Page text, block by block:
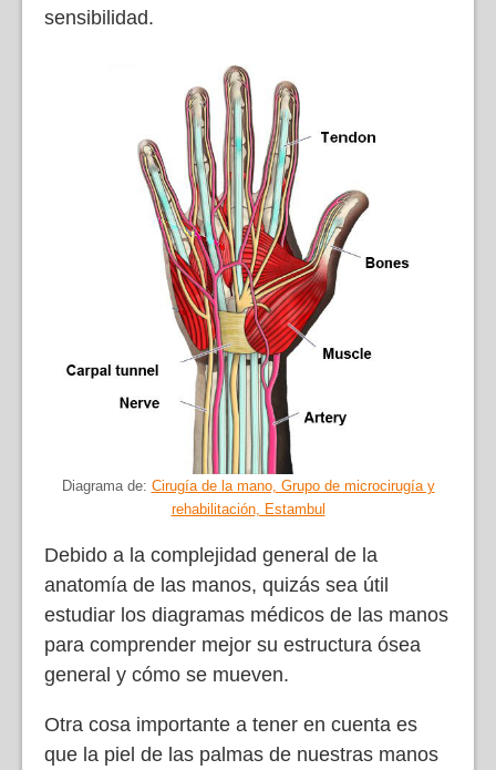
sensibilidad.
Diagrama de: Cirugía de la mano, Grupo de microcirugía y
rehabilitación, Estambul
Debido a la complejidad general de la
anatomía de las manos, quizás sea útil
estudiar los diagramas médicos de las manos
para comprender mejor su estructura ósea
general y cómo se mueven.
Otra cosa importante a tener en cuenta es
que la piel de las palmas de nuestras manos